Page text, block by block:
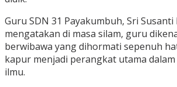
Guru SDN 31 Payakumbuh, Sri Susanti
mengatakan di masa silam, guru
berwibawa yang dihormati sepenuh
kapur menjadi perangkat utama
ilmu.